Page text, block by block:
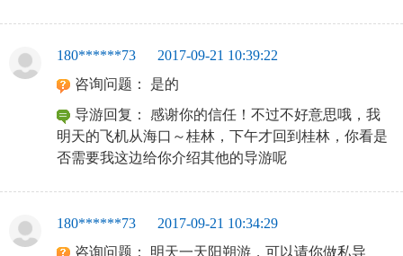
180******73
2017-09-21 10:39:22
咨询问题： 是的
导游回复：感谢你的信任！不过不好意思哦，我
明天的飞机从海口～桂林，下午才回到桂林，你看是
否需要我这边给你介绍其他的导游呢
180******73
2017-09-21 10:34:29
咨询问题： 明天一天阳朔游，可以请你做私导